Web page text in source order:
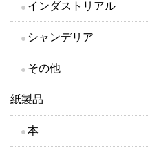
インダストリアル
シャンデリア
その他
紙製品
本